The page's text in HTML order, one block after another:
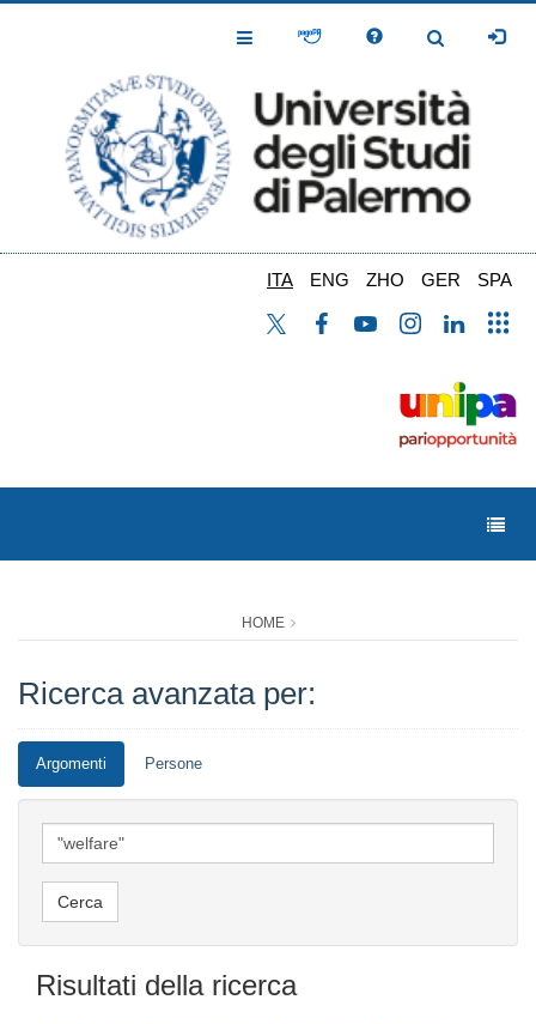
Toggle
Toggle
ITA ENG ZHO GER SPA
HOME
Ricerca avanzata per:
Argomenti Persone
Risultati della ricerca